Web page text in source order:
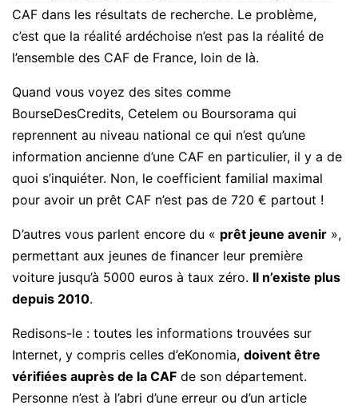
CAF dans les résultats de recherche. Le problème,
c’est que la réalité ardéchoise n’est pas la réalité de
l’ensemble des CAF de France, loin de là.
Quand vous voyez des sites comme
BourseDesCredits, Cetelem ou Boursorama qui
reprennent au niveau national ce qui n’est qu’une
information ancienne d’une CAF en particulier, il y a de
quoi s’inquiéter. Non, le coefficient familial maximal
pour avoir un prêt CAF n’est pas de 720 € partout !
D’autres vous parlent encore du « prêt jeune avenir »,
permettant aux jeunes de financer leur première
voiture jusqu’à 5000 euros à taux zéro. Il n’existe plus
depuis 2010.
Redisons-le : toutes les informations trouvées sur
Internet, y compris celles d’eKonomia, doivent être
vérifiées auprès de la CAF de son département.
Personne n’est à l’abri d’une erreur ou d’un article